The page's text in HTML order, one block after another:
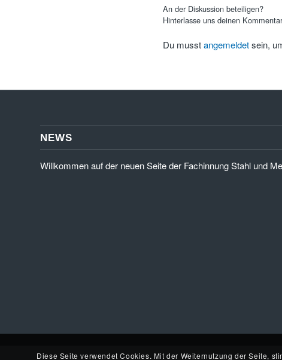
An der Diskussion beteiligen?
Hinterlasse uns deinen
Du musstangemeldetsein,
NEWS
Willkommen auf der neuen Seite der Fachinnung Stahl und
Diese Seite verwendet Cookies. Mit der Weiternutzung der Seite,